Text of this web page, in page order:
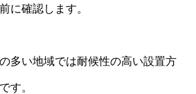
に確認します。
多い地域では耐候性の高い設置方
す。